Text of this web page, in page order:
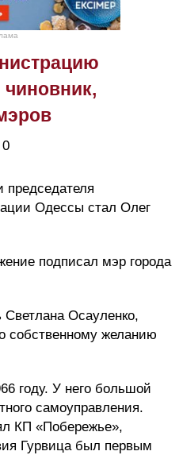
Одессы стал Олег
подписал мэр города
Осауленко,
собственному желанию
году. У него большой
самоуправления.
КП «Побережье»,
Гурвица был первым